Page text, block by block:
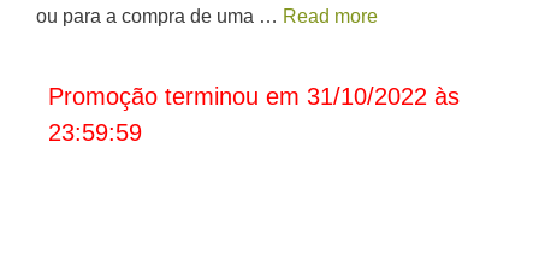
ou para a compra de uma … Read more
Promoção terminou em 31/10/2022 às
23:59:59